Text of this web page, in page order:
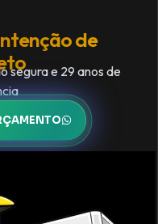
de
segura e 29 anos de